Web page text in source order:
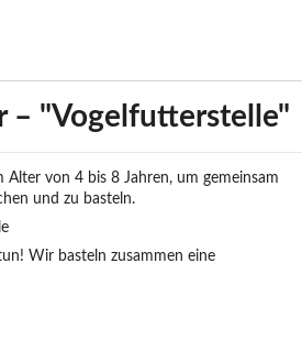
– "Vogelfutterstelle"
von 4 bis 8 Jahren, um gemeinsam
und zu basteln.
Wir basteln zusammen eine